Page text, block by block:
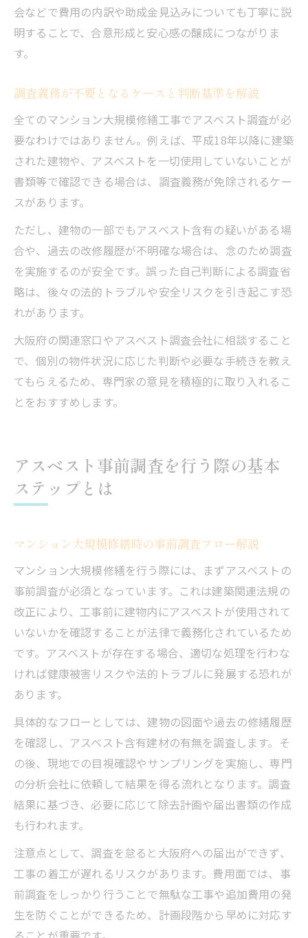
会などで費用の内訳や助成金見込みについても丁寧に説
明することで、合意形成と安心感の醸成につながりま
す。
調査義務が不要となるケースと判断基準を解説
全てのマンション大規模修繕工事でアスベスト調査が必
要なわけではありません。例えば、平成18年以降に建築
された建物や、アスベストを一切使用していないことが
書類等で確認できる場合は、調査義務が免除されるケー
スがあります。
ただし、建物の一部でもアスベスト含有の疑いがある場
合や、過去の改修履歴が不明確な場合は、念のため調査
を実施するのが安全です。誤った自己判断による調査省
略は、後々の法的トラブルや安全リスクを引き起こす恐
れがあります。
大阪府の関連窓口やアスベスト調査会社に相談すること
で、個別の物件状況に応じた判断や必要な手続きを教え
てもらえるため、専門家の意見を積極的に取り入れるこ
とをおすすめします。
アスベスト事前調査を行う際の基本
ステップとは
マンション大規模修繕時の事前調査フロー解説
マンション大規模修繕を行う際には、まずアスベストの
事前調査が必須となっています。これは建築関連法規の
改正により、工事前に建物内にアスベストが使用されて
いないかを確認することが法律で義務化されているため
です。アスベストが存在する場合、適切な処理を行わな
ければ健康被害リスクや法的トラブルに発展する恐れが
あります。
具体的なフローとしては、建物の図面や過去の修繕履歴
を確認し、アスベスト含有建材の有無を調査します。そ
の後、現地での目視確認やサンプリングを実施し、専門
の分析会社に依頼して結果を得る流れとなります。調査
結果に基づき、必要に応じて除去計画や届出書類の作成
も行われます。
注意点として、調査を怠ると大阪府への届出ができず、
工事の着工が遅れるリスクがあります。費用面では、事
前調査をしっかり行うことで無駄な工事や追加費用の発
生を防ぐことができるため、計画段階から早めに対応す